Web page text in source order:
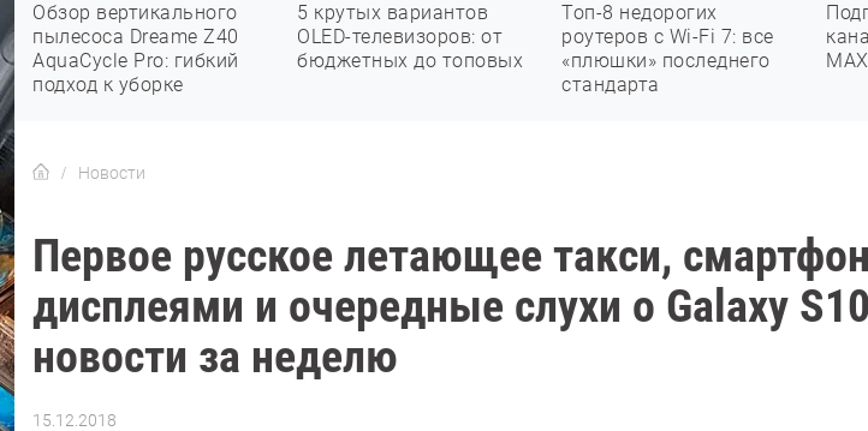
Обзор вертикального
пылесоса Dreame Z40
AquaCycle Pro: гибкий
подход к уборке
5 крутых вариантов
OLED-телевизоров: от
бюджетных до топовых
Топ-8 недорогих
роутеров с Wi-Fi 7: все
«плюшки» последнего
стандарта
МАХ
Новости
Первое русское летающее такси,
дисплеями и очередные слухи о Galaxy
новости за неделю
15.12.2018